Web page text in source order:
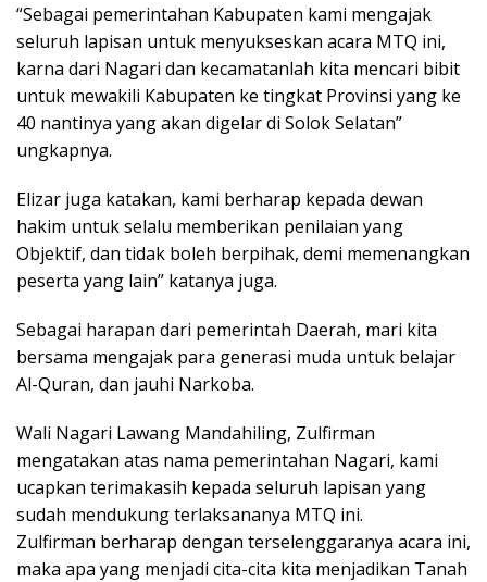
“Sebagai pemerintahan Kabupaten kami mengajak
seluruh lapisan untuk menyukseskan acara MTQ ini,
karna dari Nagari dan kecamatanlah kita mencari bibit
untuk mewakili Kabupaten ke tingkat Provinsi yang ke
40 nantinya yang akan digelar di Solok Selatan”
ungkapnya.
Elizar juga katakan, kami berharap kepada dewan
hakim untuk selalu memberikan penilaian yang
Objektif, dan tidak boleh berpihak, demi memenangkan
peserta yang lain” katanya juga.
Sebagai harapan dari pemerintah Daerah, mari kita
bersama mengajak para generasi muda untuk belajar
Al-Quran, dan jauhi Narkoba.
Wali Nagari Lawang Mandahiling, Zulfirman
mengatakan atas nama pemerintahan Nagari, kami
ucapkan terimakasih kepada seluruh lapisan yang
sudah mendukung terlaksananya MTQ ini.
Zulfirman berharap dengan terselenggaranya acara ini,
maka apa yang menjadi cita-cita kita menjadikan Tanah